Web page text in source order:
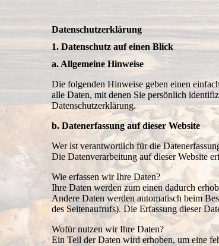
Datenschutzerklärung
1. Datenschutz auf einen Blick
a. Allgemeine Hinweise
Die folgenden Hinweise geben einen
alle Daten, mit denen Sie persönlich
Datenschutzerklärung.
b. Datenerfassung auf dieser Website
Wer ist verantwortlich für die
Die Datenverarbeitung auf dieser Website
Wie erfassen wir Ihre Daten?
Ihre Daten werden zum einen dadurch
Andere Daten werden automatisch beim
des Seitenaufrufs). Die Erfassung dieser
Wofür nutzen wir Ihre Daten?
Ein Teil der Daten wird erhoben, um eine